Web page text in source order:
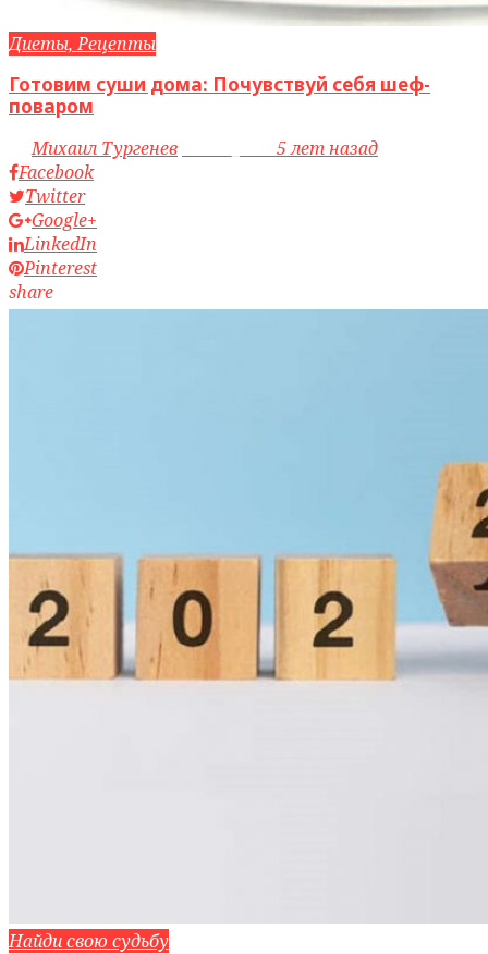
Диеты, Рецепты
Готовим суши дома: Почувствуй себя шеф-
поваром
byМихаил Тургенев
5 лет назад
Facebook
Twitter
Google+
LinkedIn
Pinterest
share
Найди свою судьбу